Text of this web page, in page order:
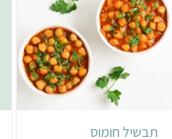
קל שעה ו-5 דקות
תבשיל חומוס